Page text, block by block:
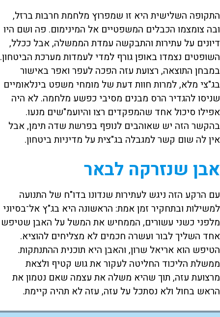
התקופה השלישית היא זו שמפרוץ מלחמת חרבות ברזל,
ובה צומצמו הכבלים המשפטיים אל המינימום. פה ושם היו
דיונים על עתירות והתבקשה עמדת הממשלה, אבל ככלל,
השופטים נצמדו באופן גורף למדי לעמדות מערכת הביטחון.
במבחן התוצאה, רצועת עזה הפכה לעפר ואפר באישור
בג"צי מלא, למרות חוות דעת של מומחי משפט בינלאומיים
שניסו להגדיר הרס מבנים מסיבי כפשע מלחמה. לא היה
אפילו סיכול אחד שהמפקדים רצו והיועמ"שים מנעו.
בהקשר הזה יש שאוהבים לנופף בפרשת שדה תימן, אבל
אין לה שום קשר למגבלה בג"צית על מדיניות ביטחון.
אבן שנזרקה לבאר
עם הרקע הזה ניגש לעתירות שנדונו בדו"ח של התנועה
למשילות ובתחקיר זמן אמת: הראשונה היא בג"ץ אל־בסיוני
מלפני כשני עשורים, הממחיש את המשל על האבן שטיפש
אחד השליך לבור ועשרה חכמים לא מצליחים להוציא.
הטיפש הוא אריאל שרון, והאבן היא תוכנית ההתנתקות.
ממשלת הליכוד החליטה לעקור את גוש קטיף ולצאת
מרצועת עזה, תוך שהיא משלה את עצמה שאם נטמון את
הראש בחול ולא נסתכל על עזה, עזה לא תהיה קיימת.